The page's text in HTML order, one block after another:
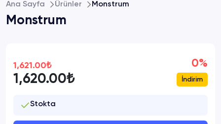
Ana Sayfa Ürünler Monstrum
Monstrum
1,621.00₺
1,620.00₺
0%
İndirim
Stokta